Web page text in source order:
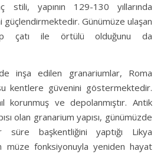
stili, yapının 129-130 yıllarında
güçlendirmektedir. Günümüze ulaşan
çatı ile örtülü olduğunu da
inşa edilen granariumlar, Roma
kentlere güvenini göstermektedir.
korunmuş ve depolanmıştır. Antik
olan granarium yapısı, günümüzde
süre başkentliğini yaptığı Likya
müze fonksiyonuyla yeniden hayat